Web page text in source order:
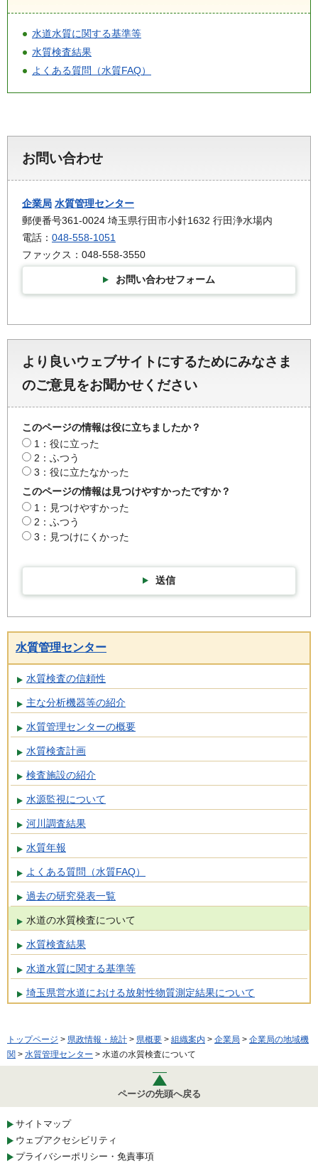
水道水質に関する基準等
水質検査結果
よくある質問（水質FAQ）
お問い合わせ
企業局 水質管理センター
郵便番号361-0024 埼玉県行田市小針1632 行田浄水場内
電話： 048-558-1051
ファックス：048-558-3550
お問い合わせフォーム
より良いウェブサイトにするためにみなさま
のご意見をお聞かせください
このページの情報は役に立ちましたか？
1：役に立った
2：ふつう
3：役に立たなかった
このページの情報は見つけやすかったですか？
1：見つけやすかった
2：ふつう
3：見つけにくかった
送信
水質管理センター
水質検査の信頼性
主な分析機器等の紹介
水質管理センターの概要
水質検査計画
検査施設の紹介
水源監視について
河川調査結果
水質年報
よくある質問（水質FAQ）
過去の研究発表一覧
水道の水質検査について
水質検査結果
水道水質に関する基準等
埼玉県営水道における放射性物質測定結果について
トップページ > 県政情報・統計 > 県概要 > 組織案内 > 企業局 > 企業局の地域機
関 > 水質管理センター > 水道の水質検査について
ページの先頭へ戻る
サイトマップ
ウェブアクセシビリティ
プライバシーポリシー・免責事項